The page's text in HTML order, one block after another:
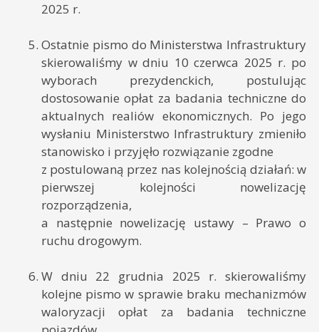
2025 r.
Ostatnie pismo do Ministerstwa Infrastruktury
skierowaliśmy w dniu 10 czerwca 2025 r. po
wyborach prezydenckich, postulując
dostosowanie opłat za badania techniczne do
aktualnych realiów ekonomicznych. Po jego
wysłaniu Ministerstwo Infrastruktury zmieniło
stanowisko i przyjęło rozwiązanie zgodne
z postulowaną przez nas kolejnością działań: w
pierwszej kolejności nowelizację
rozporządzenia,
a następnie nowelizację ustawy – Prawo o
ruchu drogowym.
W dniu 22 grudnia 2025 r. skierowaliśmy
kolejne pismo w sprawie braku mechanizmów
waloryzacji opłat za badania techniczne